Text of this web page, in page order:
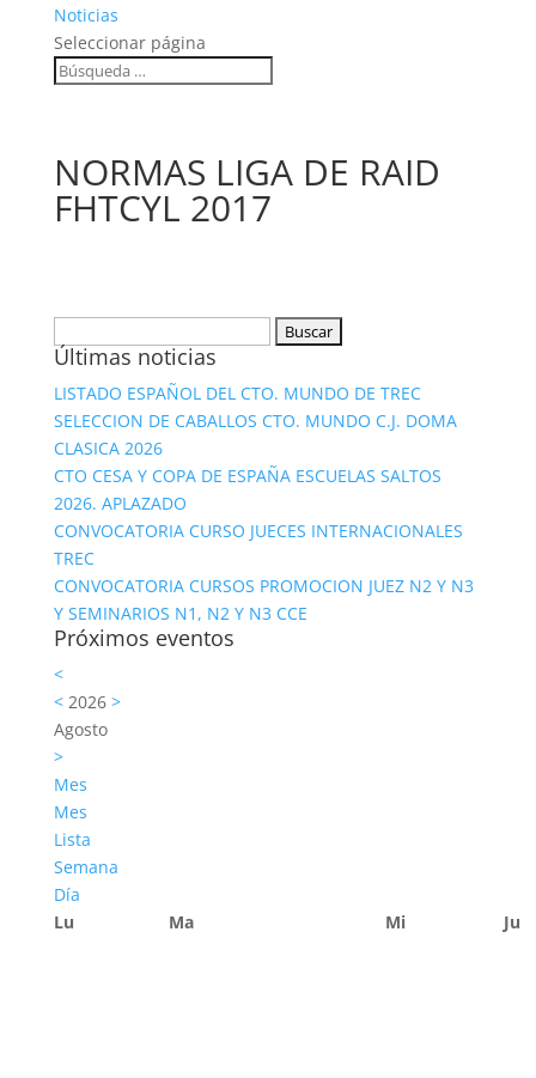
Noticias
Seleccionar página
NORMAS LIGA DE RAID
FHTCYL 2017
Últimas noticias
LISTADO ESPAÑOL DEL CTO. MUNDO DE TREC
SELECCION DE CABALLOS CTO. MUNDO C.J. DOMA
CLASICA 2026
CTO CESA Y COPA DE ESPAÑA ESCUELAS SALTOS
2026. APLAZADO
CONVOCATORIA CURSO JUECES INTERNACIONALES
TREC
CONVOCATORIA CURSOS PROMOCION JUEZ N2 Y N3
Y SEMINARIOS N1, N2 Y N3 CCE
Próximos eventos
<
<2026 >
Agosto
>
Mes
Mes
Lista
Semana
Día
Lu
Ma Mi Ju